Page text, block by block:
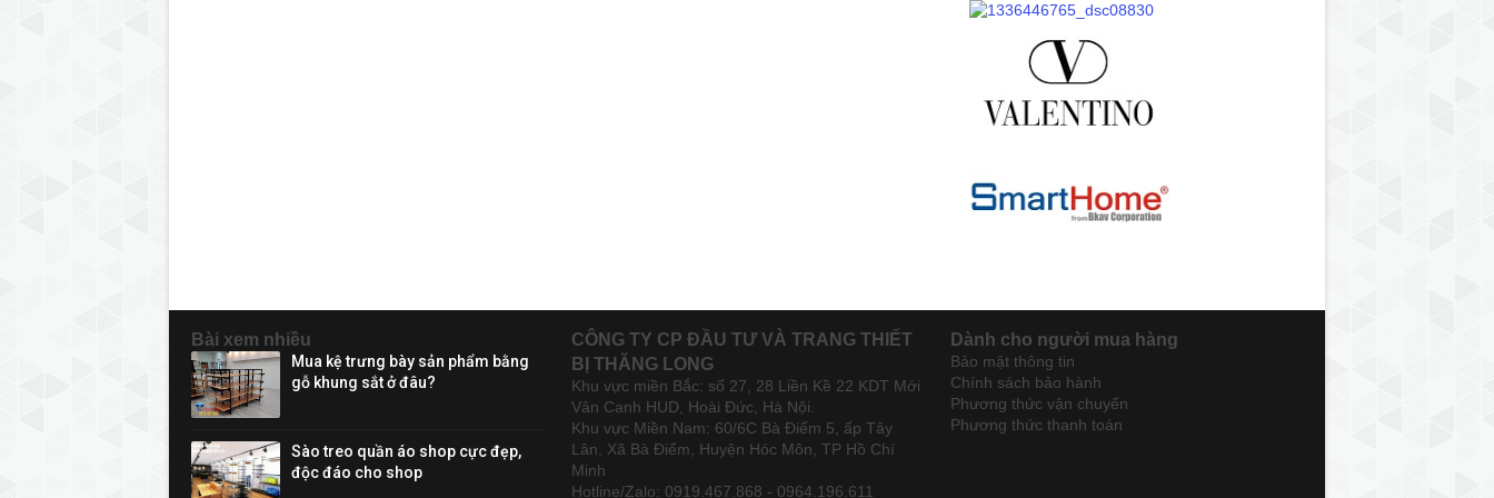
Bài xem nhiều
Mua kệ trưng bày sản phẩm bằng
gỗ khung sắt ở đâu?
Sào treo quần áo shop cực đẹp,
độc đáo cho shop
CÔNG TY CP ĐẦU TƯ VÀ TRANG THIẾT
BỊ THĂNG LONG
Khu vực miền Bắc: số 27, 28 Liền Kề 22 KDT Mới
Vân Canh HUD, Hoài Đức, Hà Nội.
Khu vực Miền Nam: 60/6C Bà Điểm 5, ấp Tây
Lân, Xã Bà Điểm, Huyện Hóc Môn, TP Hồ Chí
Minh
Hotline/Zalo: 0919.467.868 - 0964.196.611
Dành cho người mua hàng
Bảo mật thông tin
Chính sách bảo hành
Phương thức vận chuyển
Phương thức thanh toán